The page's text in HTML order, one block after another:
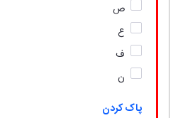
ص
ع
ف
ن
پاک کردن